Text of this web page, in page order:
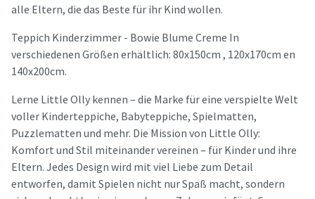
alle Eltern, die das Beste für ihr Kind wollen.
Teppich Kinderzimmer - Bowie Blume Creme In
verschiedenen Größen erhältlich: 80x150cm , 120x170cm en
140x200cm.
Lerne Little Olly kennen – die Marke für eine verspielte Welt
voller Kinderteppiche, Babyteppiche, Spielmatten,
Puzzlematten und mehr. Die Mission von Little Olly:
Komfort und Stil miteinander vereinen – für Kinder und ihre
Eltern. Jedes Design wird mit viel Liebe zum Detail
entworfen, damit Spielen nicht nur Spaß macht, sondern